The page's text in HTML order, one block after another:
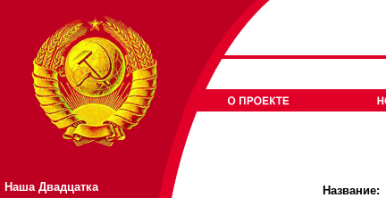
Наша Двадцатка
Название: